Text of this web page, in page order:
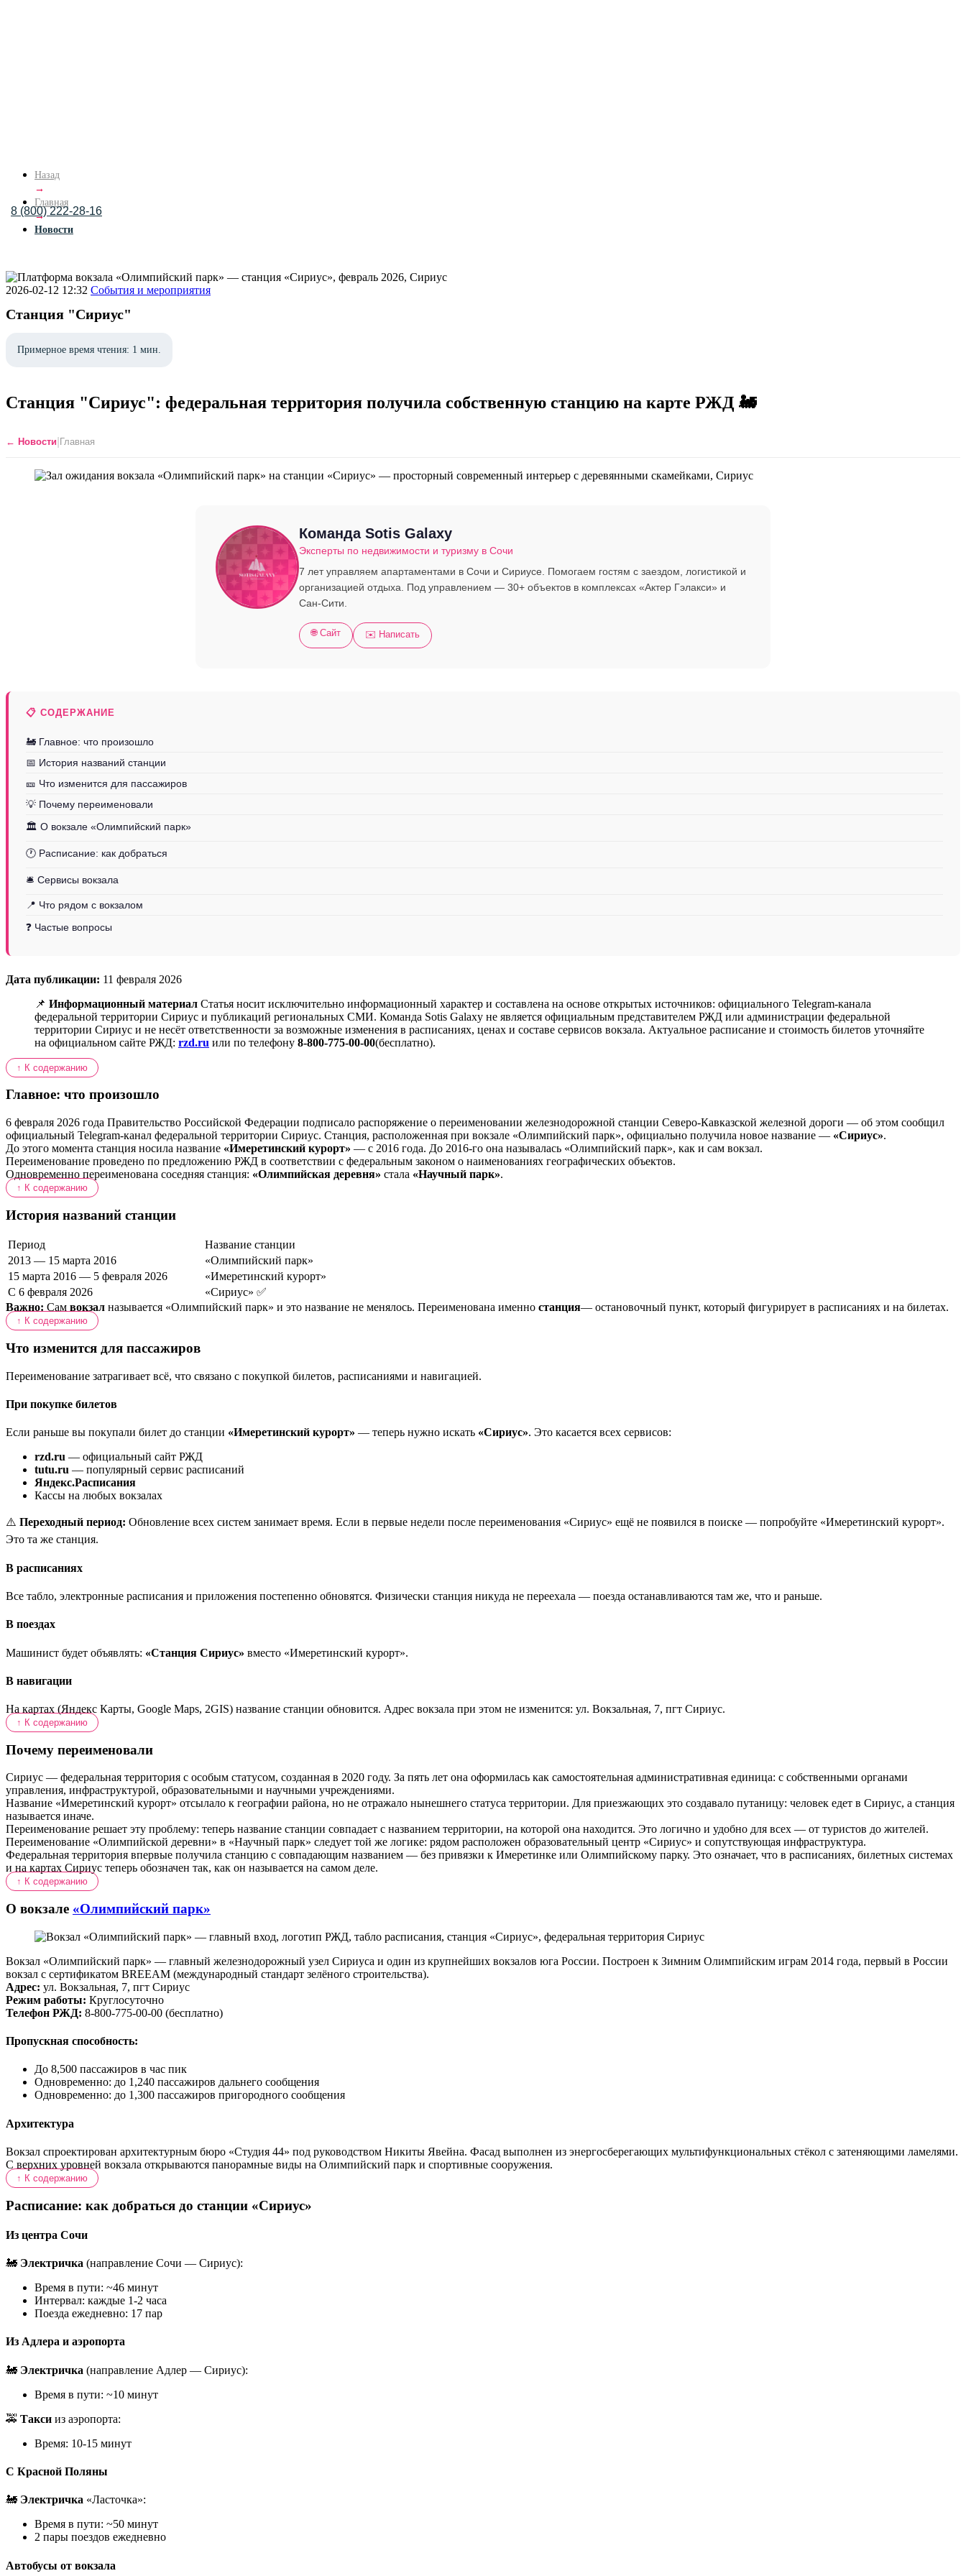
8 (800) 222-28-16
Назад
→
Главная
→
Новости
2026-02-12 12:32 События и мероприятия
Станция "Сириус"
Примерное время чтения: 1 мин.
Станция "Сириус": федеральная территория получила собственную станцию на карте РЖД 🚂
← Новости Главная
Команда Sotis Galaxy
Эксперты по недвижимости и туризму в Сочи
7 лет управляем апартаментами в Сочи и Сириусе. Помогаем гостям с заездом, логистикой и
организацией отдыха. Под управлением — 30+ объектов в комплексах «Актер Гэлакси» и
Сан-Сити.
🌐 Сайт ✉️ Написать
📋 СОДЕРЖАНИЕ
🚂 Главное: что произошло
📅 История названий станции
🎫 Что изменится для пассажиров
💡 Почему переименовали
🏛️ О вокзале «Олимпийский парк»
🕐 Расписание: как добраться
🛎️ Сервисы вокзала
📍 Что рядом с вокзалом
❓ Частые вопросы
Дата публикации: 11 февраля 2026
📌 Информационный материал Статья носит исключительно информационный характер и составлена на основе открытых источников: официального Telegram-канала
федеральной территории Сириус и публикаций региональных СМИ. Команда Sotis Galaxy не является официальным представителем РЖД или администрации федеральной
территории Сириус и не несёт ответственности за возможные изменения в расписаниях, ценах и составе сервисов вокзала. Актуальное расписание и стоимость билетов уточняйте
на официальном сайте РЖД: rzd.ru или по телефону 8-800-775-00-00(бесплатно).
↑ К содержанию
Главное: что произошло
6 февраля 2026 года Правительство Российской Федерации подписало распоряжение о переименовании железнодорожной станции Северо-Кавказской железной дороги — об этом сообщил
официальный Telegram-канал федеральной территории Сириус. Станция, расположенная при вокзале «Олимпийский парк», официально получила новое название — «Сириус».
До этого момента станция носила название «Имеретинский курорт» — с 2016 года. До 2016-го она называлась «Олимпийский парк», как и сам вокзал.
Переименование проведено по предложению РЖД в соответствии с федеральным законом о наименованиях географических объектов.
Одновременно переименована соседняя станция: «Олимпийская деревня» стала «Научный парк».
↑ К содержанию
История названий станции
Период
Название станции
2013 — 15 марта 2016
«Олимпийский парк»
15 марта 2016 — 5 февраля 2026
«Имеретинский курорт»
С 6 февраля 2026
«Сириус» ✅
Важно: Сам вокзал называется «Олимпийский парк» и это название не менялось. Переименована именно станция— остановочный пункт, который фигурирует в расписаниях и на билетах.
↑ К содержанию
Что изменится для пассажиров
Переименование затрагивает всё, что связано с покупкой билетов, расписаниями и навигацией.
При покупке билетов
Если раньше вы покупали билет до станции «Имеретинский курорт» — теперь нужно искать «Сириус». Это касается всех сервисов:
rzd.ru — официальный сайт РЖД
tutu.ru — популярный сервис расписаний
Яндекс.Расписания
Кассы на любых вокзалах
⚠️ Переходный период: Обновление всех систем занимает время. Если в первые недели после переименования «Сириус» ещё не появился в поиске — попробуйте «Имеретинский курорт».
Это та же станция.
В расписаниях
Все табло, электронные расписания и приложения постепенно обновятся. Физически станция никуда не переехала — поезда останавливаются там же, что и раньше.
В поездах
Машинист будет объявлять: «Станция Сириус» вместо «Имеретинский курорт».
В навигации
На картах (Яндекс Карты, Google Maps, 2GIS) название станции обновится. Адрес вокзала при этом не изменится: ул. Вокзальная, 7, пгт Сириус.
↑ К содержанию
Почему переименовали
Сириус — федеральная территория с особым статусом, созданная в 2020 году. За пять лет она оформилась как самостоятельная административная единица: с собственными органами
управления, инфраструктурой, образовательными и научными учреждениями.
Название «Имеретинский курорт» отсылало к географии района, но не отражало нынешнего статуса территории. Для приезжающих это создавало путаницу: человек едет в Сириус, а станция
называется иначе.
Переименование решает эту проблему: теперь название станции совпадает с названием территории, на которой она находится. Это логично и удобно для всех — от туристов до жителей.
Переименование «Олимпийской деревни» в «Научный парк» следует той же логике: рядом расположен образовательный центр «Сириус» и сопутствующая инфраструктура.
Федеральная территория впервые получила станцию с совпадающим названием — без привязки к Имеретинке или Олимпийскому парку. Это означает, что в расписаниях, билетных системах
и на картах Сириус теперь обозначен так, как он называется на самом деле.
↑ К содержанию
О вокзале «Олимпийский парк»
Вокзал «Олимпийский парк» — главный железнодорожный узел Сириуса и один из крупнейших вокзалов юга России. Построен к Зимним Олимпийским играм 2014 года, первый в России
вокзал с сертификатом BREEAM (международный стандарт зелёного строительства).
Адрес: ул. Вокзальная, 7, пгт Сириус
Режим работы: Круглосуточно
Телефон РЖД: 8-800-775-00-00 (бесплатно)
Пропускная способность:
До 8,500 пассажиров в час пик
Одновременно: до 1,240 пассажиров дальнего сообщения
Одновременно: до 1,300 пассажиров пригородного сообщения
Архитектура
Вокзал спроектирован архитектурным бюро «Студия 44» под руководством Никиты Явейна. Фасад выполнен из энергосберегающих мультифункциональных стёкол с затеняющими ламелями.
С верхних уровней вокзала открываются панорамные виды на Олимпийский парк и спортивные сооружения.
↑ К содержанию
Расписание: как добраться до станции «Сириус»
Из центра Сочи
🚂 Электричка (направление Сочи — Сириус):
Время в пути: ~46 минут
Интервал: каждые 1-2 часа
Поезда ежедневно: 17 пар
Из Адлера и аэропорта
🚂 Электричка (направление Адлер — Сириус):
Время в пути: ~10 минут
🚕 Такси из аэропорта:
Время: 10-15 минут
С Красной Поляны
🚂 Электричка «Ласточка»:
Время в пути: ~50 минут
2 пары поездов ежедневно
Автобусы от вокзала